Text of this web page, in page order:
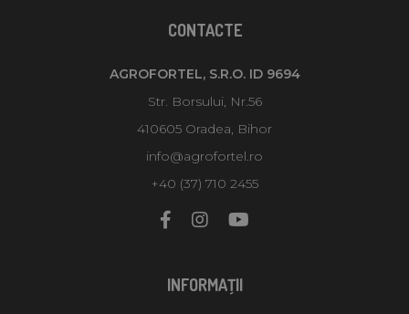
CONTACTE
AGROFORTEL, S.R.O. ID 9694
Str. Borsului, Nr.56
410605 Oradea, Bihor
info@agrofortel.ro
+40 (37) 710 2455
INFORMAŢII